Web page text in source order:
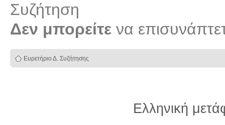
Συζήτηση
Δεν μπορείτε να
Ευρετήριο Δ. Συζήτησης
Ελληνική